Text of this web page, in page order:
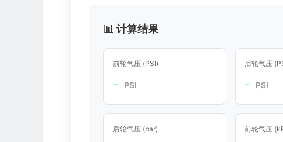
📊 计算结果
前轮气压 (PSI)
- PSI
后轮气压
- PSI
后轮气压 (bar) 前轮气压